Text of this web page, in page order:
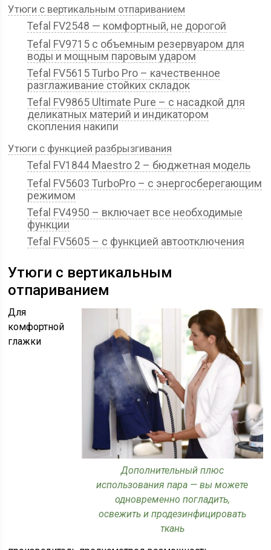
Утюги с вертикальным отпариванием
Tefal FV2548 — комфортный, не дорогой
Tefal FV9715 с объемным резервуаром для
воды и мощным паровым ударом
Tefal FV5615 Turbo Pro – качественное
разглаживание стойких складок
Tefal FV9865 Ultimate Pure – с насадкой для
деликатных материй и индикатором
скопления накипи
Утюги с функцией разбрызгивания
Tefal FV1844 Maestro 2 – бюджетная модель
Tefal FV5603 TurboPro – с энергосберегающим
режимом
Tefal FV4950 – включает все необходимые
функции
Tefal FV5605 – с функцией автоотключения
Утюги с вертикальным
отпариванием
Дополнительный плюс
использования пара — вы можете
одновременно погладить,
освежить и продезинфицировать
ткань
Для
комфортной
глажки